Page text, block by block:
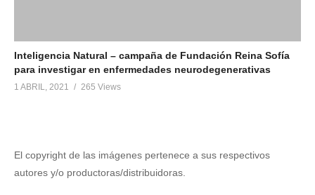
Inteligencia Natural – campaña de Fundación Reina Sofía
para investigar en enfermedades neurodegenerativas
1 ABRIL, 2021 265 Views
El copyright de las imágenes pertenece a sus respectivos
autores y/o productoras/distribuidoras.